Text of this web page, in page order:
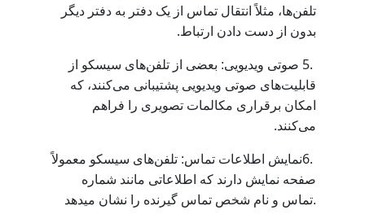
تلفن‌ها، مثلاً انتقال تماس از یک دفتر به دفتر دیگر
بدون از دست دادن ارتباط.
5. صوتی ویدیویی: بعضی از تلفن‌های سیسکو از
قابلیت‌های صوتی ویدیویی پشتیبانی می‌کنند، که
امکان برقراری مکالمات تصویری را فراهم
می‌کنند.
6.نمایش اطلاعات تماس: تلفن‌های سیسکو معمولاً
صفحه نمایش دارند که اطلاعاتی مانند شماره
تماس و نام شخص تماس گیرنده را نشان میدهد.